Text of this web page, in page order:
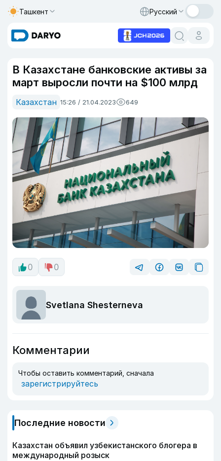
Ташкент Русский
В Казахстане банковские активы за
март выросли почти на $100 млрд
Казахстан 15:26 / 21.04.2023 649
0 0
Svetlana Shesterneva
Комментарии
Чтобы оставить комментарий, сначала
зарегистрируйтесь
Последние новости
Казахстан объявил узбекистанского блогера в
международный розыск